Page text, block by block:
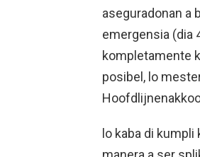
aseguradonan a
emergensia (dia
kompletamente
posibel, lo
lo kaba di